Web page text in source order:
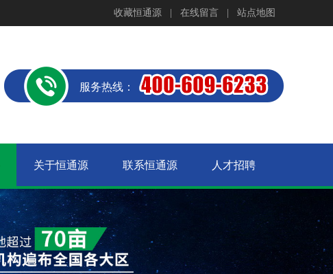
收藏恒通源 在线留言 站点地图
服务热线：
关于恒通源 联系恒通源 人才招聘